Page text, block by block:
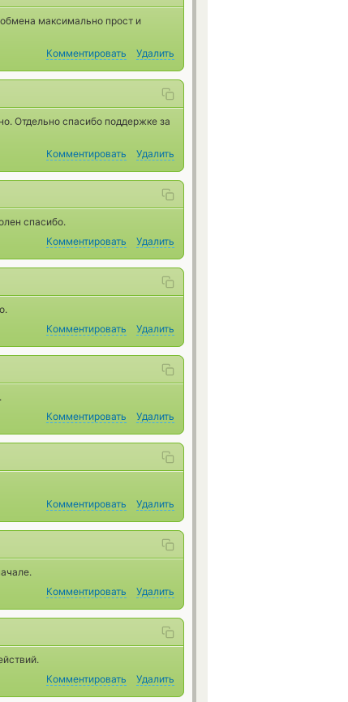
максимально прост и
Комментировать
Удалить
Отдельно спасибо поддержке за
Комментировать
Удалить
спасибо.
Комментировать
Удалить
Комментировать
Удалить
Комментировать
Удалить
Комментировать
Удалить
Комментировать
Удалить
Комментировать
Удалить